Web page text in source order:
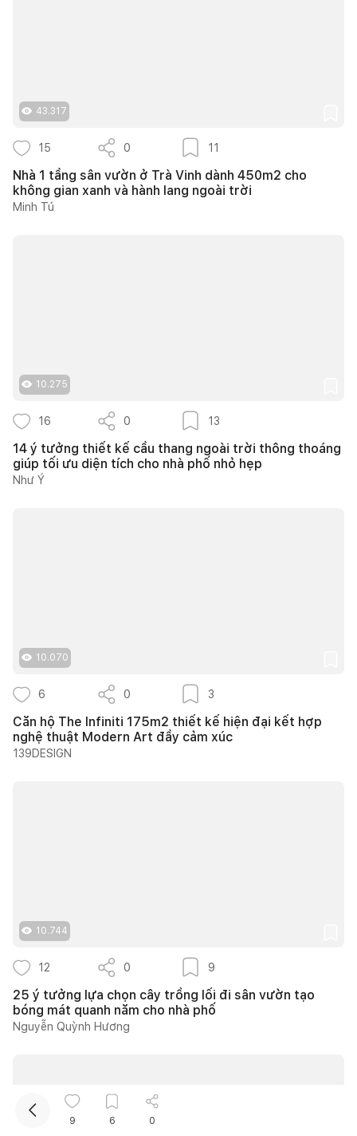
43.317
15 0 11
Nhà 1 tầng sân vườn ở Trà Vinh dành 450m2 cho
không gian xanh và hành lang ngoài trời
Minh Tú
10.275
16 0 13
14 ý tưởng thiết kế cầu thang ngoài trời thông thoáng
giúp tối ưu diện tích cho nhà phố nhỏ hẹp
Như Ý
10.070
6 0 3
Căn hộ The Infiniti 175m2 thiết kế hiện đại kết hợp
nghệ thuật Modern Art đầy cảm xúc
139DESIGN
10.744
12 0 9
25 ý tưởng lựa chọn cây trồng lối đi sân vườn tạo
bóng mát quanh năm cho nhà phố
Nguyễn Quỳnh Hương
9 6 0
Mua sắm hoàn thiện nhà